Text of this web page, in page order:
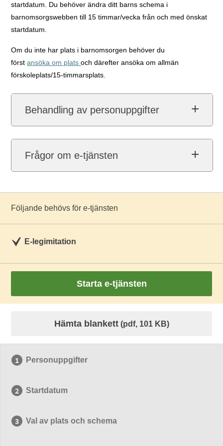
startdatum. Du behöver ändra ditt barns schema i
barnomsorgswebben till 15 timmar/vecka från och med önskat
startdatum.
Om du inte har plats i barnomsorgen behöver du
förstansöka om platsoch därefter ansöka om allmän
förskoleplats/15-timmarsplats.
Behandling av personuppgifter
Frågor om e-tjänsten
Följande behövs för e-tjänsten
E-legimitation
Starta e-tjänsten
Hämta blankett(pdf, 101 KB)
Personuppgifter
Startdatum
Val av plats och schema